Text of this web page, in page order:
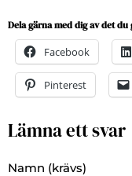
Dela gärna med dig av det du
Facebook
Pinterest
Lämna ett svar
Namn (krävs)